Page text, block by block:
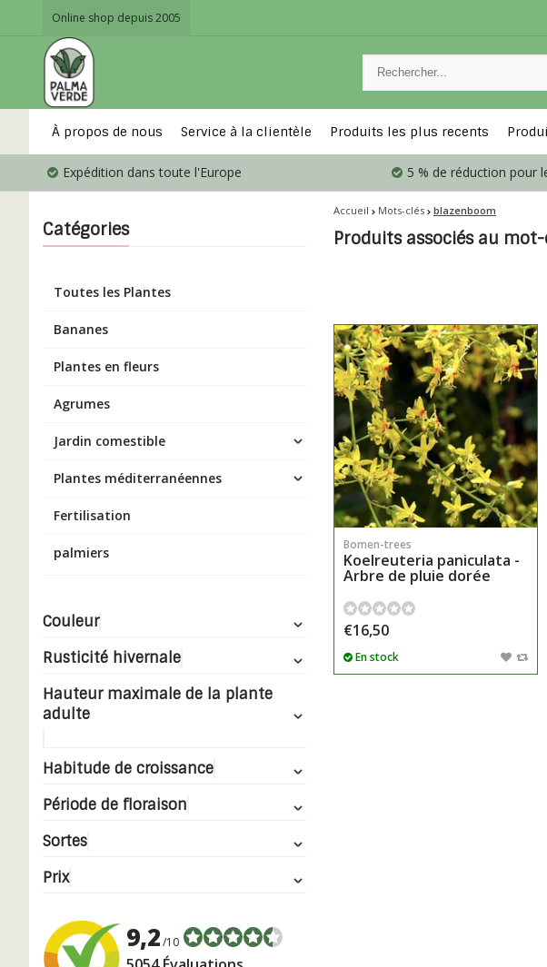
Online shop depuis 2005
À propos de nous Service à la clientèle Produits les plus recents
Expédition dans toute l'Europe 5 % de réduction pour
Catégories
Toutes les Plantes
Bananes
Plantes en fleurs
Agrumes
Jardin comestible
Plantes méditerranéennes
Fertilisation
palmiers
Couleur
Rusticité hivernale
Hauteur maximale de la plante
adulte
Habitude de croissance
Période de floraison
Sortes
Prix
9,2/10
Accueil Mots-clés blazenboom
Produits associés au
Bomen-trees
Koelreuteria paniculata -
Arbre de pluie dorée
€16,50
En stock